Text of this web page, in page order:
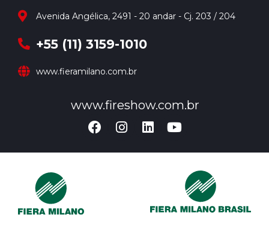
Avenida Angélica, 2491 - 20 andar - Cj. 203 / 204
+55 (11) 3159-1010
www.fieramilano.com.br
www.fireshow.com.br